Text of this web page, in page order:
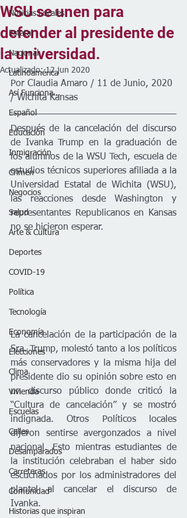
Noticias Locales
Estatal
Nacional
Latinoamérica
Así Funciona...
Español
Educación
Inmigración
Crimen
Negocios
Salud
Arte & Cultura
Deportes
COVID-19
Política
Tecnología
Economía
Elecciones
Clima
Vivienda
Escuelas
Calles
Desamparados
Carreteras
Comunidad
Historias que inspiran
WSU se unen para
defender al presidente de
la universidad.
Actualizado:12 jun 2020
Por Claudia Amaro / 11 de Junio, 2020
/ Wichita Kansas
Después de la cancelación del discurso
de Ivanka Trump en la graduación de
los alumnos de la WSU Tech, escuela de
estudios técnicos superiores afiliada a la
Universidad Estatal de Wichita (WSU),
las reacciones desde Washington y
representantes Republicanos en Kansas
no se hicieron esperar.
La cancelación de la participación de la
Sra. Trump, molestó tanto a los políticos
más conservadores y la misma hija del
presidente dio su opinión sobre esto en
un discurso público donde criticó la
“Cultura de cancelación” y se mostró
indignada. Otros Políticos locales
dijeron sentirse avergonzados a nivel
nacional. Esto mientras estudiantes de
la institución celebraban el haber sido
escuchados por los administradores del
plantel al cancelar el discurso de
Ivanka.